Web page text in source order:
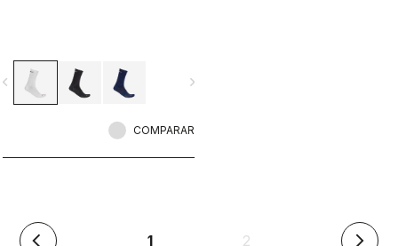
navigate_next
COMPARAR
arrow_back_ios 1(actual) 2 arrow_forward_ios